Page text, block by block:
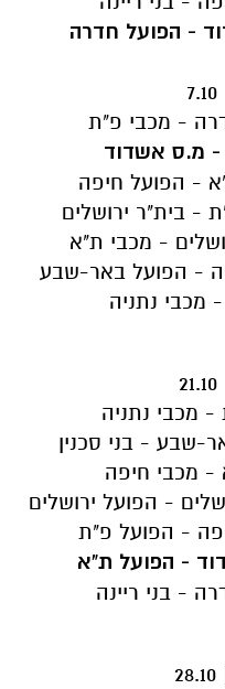
- הפועל חדרה
- מכבי פ"ת
- מ.ס אשדוד
- הפועל חיפה
- בית"ר ירושלים
- מכבי ת"א
- הפועל באר-שבע
- מכבי נתניה
מכבי נתניה
שבע - בני סכנין
- מכבי חיפה
- הפועל ירושלים
- הפועל פ"ת
- הפועל ת"א
- בני ריינה